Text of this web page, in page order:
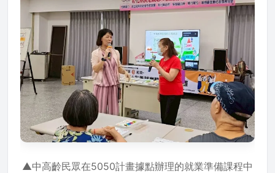
▲中高齡民眾在5050計畫據點辦理的就業準備課程中